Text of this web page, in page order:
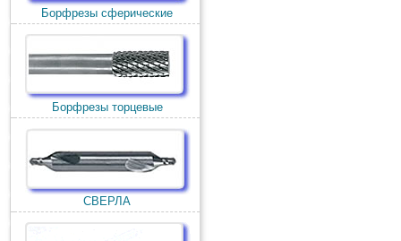
Борфрезы сферические
Борфрезы торцевые
СВЕРЛА